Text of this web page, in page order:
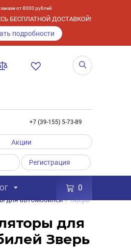
от 8000 рублей
БЕСПЛАТНОЙ ДОСТАВКОЙ!
подробности
+7 (39-155) 5-73-89
Акции
Регистрация
0
/ Товары
Аккумуляторы
для автомобилей / Зверь
для
Зверь